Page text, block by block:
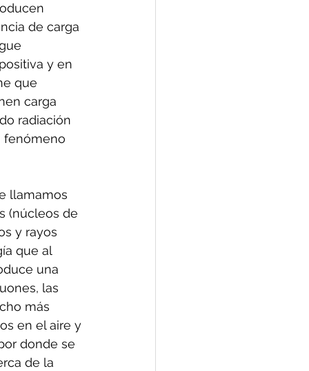
de carga
y en
que
carga
radiación
fenómeno
llamamos
(núcleos de
y rayos
que al
una
las
más
en el aire y
donde se
de la